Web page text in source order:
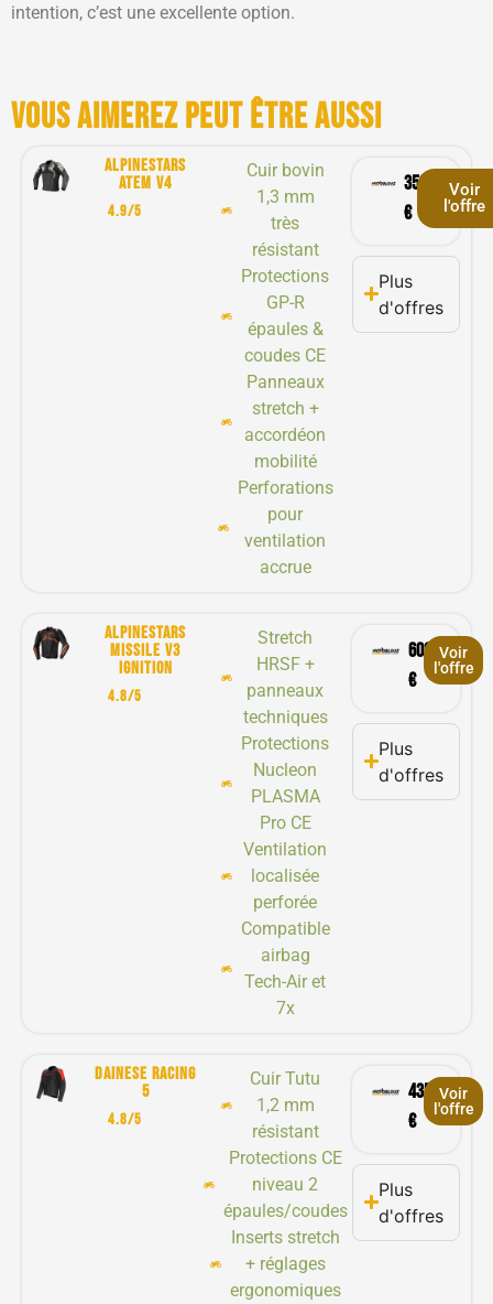
intention, c’est une excellente option.
Vous aimerez peut être aussi
Alpinestars
atem v4
4.9/5
Cuir bovin
1,3 mm
très
résistant
Protections
GP-R
épaules &
coudes CE
Panneaux
stretch +
accordéon
mobilité
Perforations
pour
ventilation
accrue
359,90
€
Voir
l'offre
Plus
d'offres
Alpinestars
missile v3
ignition
4.8/5
Stretch
HRSF +
panneaux
techniques
Protections
Nucleon
PLASMA
Pro CE
Ventilation
localisée
perforée
Compatible
airbag
Tech-Air et
7x
602,90
€
Voir
l'offre
Plus
d'offres
DAINESE RACING
5
4.8/5
Cuir Tutu
1,2 mm
résistant
Protections CE
niveau 2
épaules/coudes
Inserts stretch
+ réglages
ergonomiques
435,20
€
Voir
l'offre
Plus
d'offres